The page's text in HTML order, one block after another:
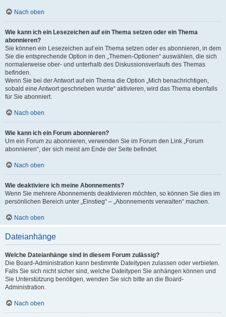
Nach oben
Wie kann ich ein Lesezeichen auf ein Thema setzen oder ein Thema
abonnieren?
Sie können ein Lesezeichen auf ein Thema setzen oder es abonnieren, in dem
Sie die entsprechende Option in den „Themen-Optionen“ auswählen, die sich
normalerweise ober- und unterhalb des Diskussionsverlaufs des Themas
befinden.
Wenn Sie bei der Antwort auf ein Thema die Option „Mich benachrichtigen,
sobald eine Antwort geschrieben wurde“ aktivieren, wird das Thema ebenfalls
für Sie abonniert.
Nach oben
Wie kann ich ein Forum abonnieren?
Um ein Forum zu abonnieren, verwenden Sie im Forum den Link „Forum
abonnieren“, der sich meist am Ende der Seite befindet.
Nach oben
Wie deaktiviere ich meine Abonnements?
Wenn Sie mehrere Abonnements deaktivieren möchten, so können Sie dies im
persönlichen Bereich unter „Einstieg“ – „Abonnements verwalten“ machen.
Nach oben
Dateianhänge
Welche Dateianhänge sind in diesem Forum zulässig?
Die Board-Administration kann bestimmte Dateitypen zulassen oder verbieten.
Falls Sie sich nicht sicher sind, welche Dateitypen Sie anhängen können und
Sie Unterstützung benötigen, wenden Sie sich bitte an die Board-
Administration.
Nach oben